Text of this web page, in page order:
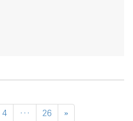
4 ··· 26 »